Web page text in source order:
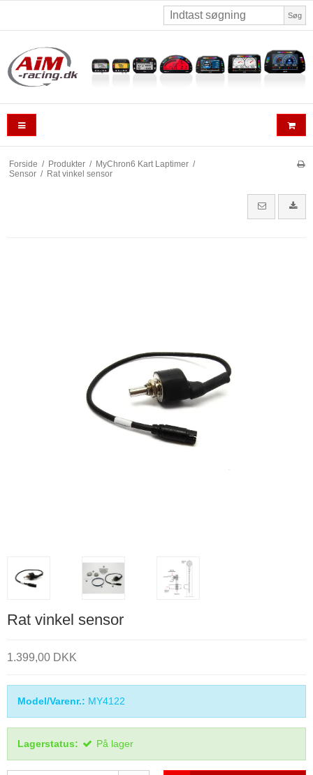
Søg
Forside / Produkter / MyChron6 Kart Laptimer /
Sensor / Rat vinkel sensor
Rat vinkel sensor
1.399,00 DKK
Model/Varenr.: MY4122
Lagerstatus: På lager